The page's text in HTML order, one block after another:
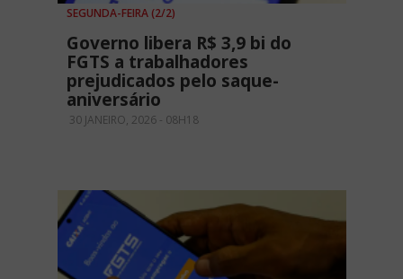
SEGUNDA-FEIRA (2/2)
Governo libera R$ 3,9 bi do
FGTS a trabalhadores
prejudicados pelo saque-
aniversário
30 JANEIRO, 2026 - 08H18